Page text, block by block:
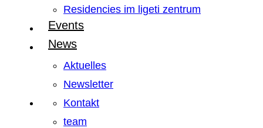
Residencies im ligeti zentrum
Events
News
Aktuelles
Newsletter
Kontakt
team